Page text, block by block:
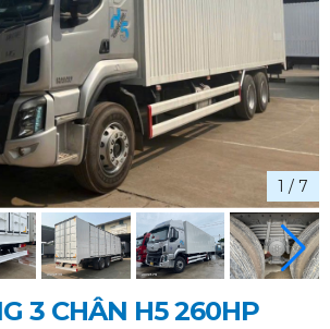
1 / 7
3 CHÂN H5 260HP